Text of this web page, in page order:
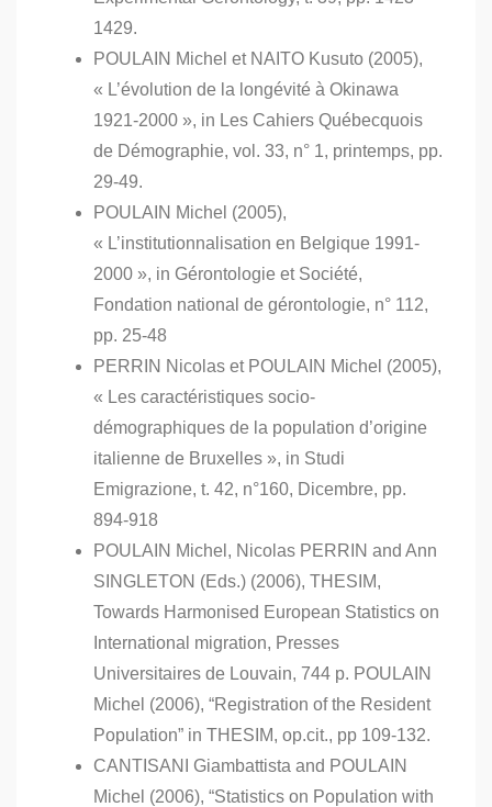
1429.
POULAIN Michel et NAITO Kusuto (2005),
« L’évolution de la longévité à Okinawa
1921-2000 », in Les Cahiers Québecquois
de Démographie, vol. 33, n° 1, printemps, pp.
29-49.
POULAIN Michel (2005),
« L’institutionnalisation en Belgique 1991-
2000 », in Gérontologie et Société,
Fondation national de gérontologie, n° 112,
pp. 25-48
PERRIN Nicolas et POULAIN Michel (2005),
« Les caractéristiques socio-
démographiques de la population d’origine
italienne de Bruxelles », in Studi
Emigrazione, t. 42, n°160, Dicembre, pp.
894-918
POULAIN Michel, Nicolas PERRIN and Ann
SINGLETON (Eds.) (2006), THESIM,
Towards Harmonised European Statistics on
International migration, Presses
Universitaires de Louvain, 744 p. POULAIN
Michel (2006), “Registration of the Resident
Population” in THESIM, op.cit., pp 109-132.
CANTISANI Giambattista and POULAIN
Michel (2006), “Statistics on Population with